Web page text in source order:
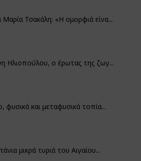
Τσακάλη: «Η ομορφιά είνα...
Ηλιοπούλου, ο έρωτας της ζωγ...
φυσικά και μεταφυσικά τοπία...
μικρά τυριά του Αιγαίου...